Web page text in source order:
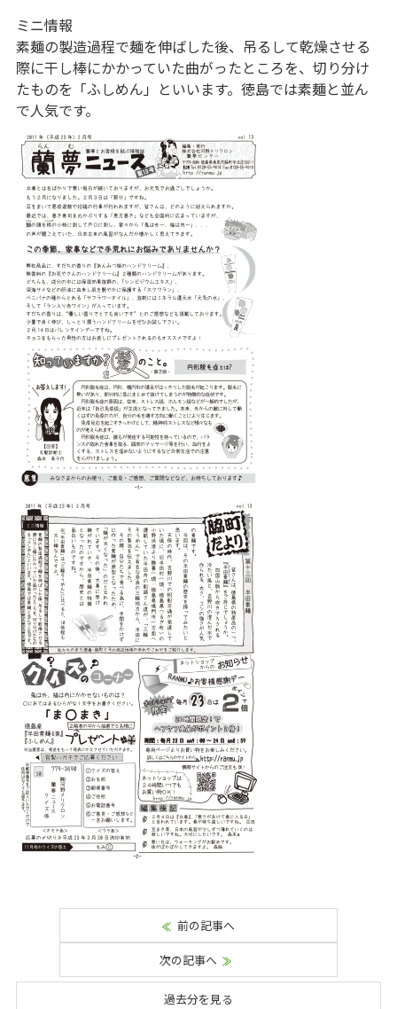
ミニ情報
素麺の製造過程で麺を伸ばした後、吊るして乾燥させる
際に干し棒にかかっていた曲がったところを、切り分け
たものを「ふしめん」といいます。徳島では素麺と並ん
で人気です。
前の記事へ
次の記事へ
過去分を見る